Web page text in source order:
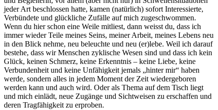
jeder Art beschlossen hatte, kamen (natürlich) sofort Interessierte,
Verbündete und glückliche Zufälle auf mich zugeschwommen.
Wenn du hier schon eine Weile mitliest, dann weisst du, dass ich
immer wieder Teile meines Seins, meiner Arbeit, meines Lebens neu
in den Blick nehme, neu beleuchte und neu (er)lebe. Weil ich darauf
bestehe, dass wir Menschen zyklische Wesen sind und dass ich kein
Glück, keinen Schmerz, keine Erkenntnis – keine Liebe, keine
Verbundenheit und keine Unfähigkeit jemals „hinter mir“ haben
werde, sondern alles in jedem Moment der Zeit wiedergeboren
werden kann und auch wird. Oder als Thema auf dem Tisch liegt
und mich einlädt, neue Zugänge und Sichtweisen zu erschaffen und
deren Tragfähigkeit zu erproben.